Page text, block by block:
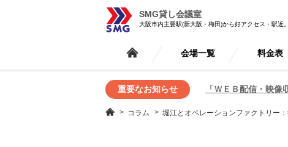
SMG貸し会議室
大阪市内主要駅(新大阪・梅田)から好アクセス・駅近
会場一覧 料金表
重要なお知らせ 「ＷＥＢ配信・映
コラム 堀江とオペレーションファクトリー